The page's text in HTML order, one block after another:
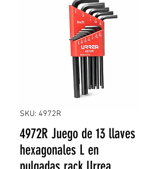
SKU: 4972R
4972R Juego de 13 llaves
hexagonales L en